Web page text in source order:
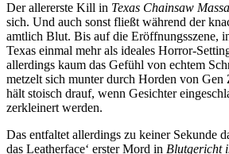
Der allererste Kill in Texas Chainsaw
sich. Und auch sonst fließt während der
amtlich Blut. Bis auf die Eröffnungsszene,
Texas einmal mehr als ideales Horror-
allerdings kaum das Gefühl von echtem
metzelt sich munter durch Horden von
hält stoisch drauf, wenn Gesichter
zerkleinert werden.
Das entfaltet allerdings zu keiner Sekunde
das Leatherface‘ erster Mord in Blutgericht